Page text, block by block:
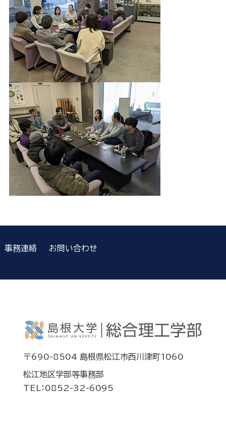
事務連絡 お問い合わせ
〒690-8504 島根県松江市西川津町1060
松江地区学部等事務部
TEL：0852-32-6095